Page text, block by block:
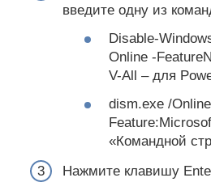
введите одну из
Disable-
Online -
V-All – для
dism.exe /
«Командной
Нажмите клавишу